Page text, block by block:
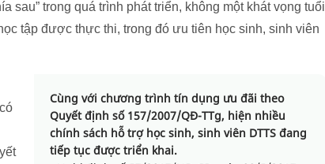
sau” trong quá trình phát triển, không một khát vọng tuổi
tập được thực thi, trong đó ưu tiên học sinh, sinh viên
Cùng với chương trình tín dụng ưu đãi theo
Quyết định số 157/2007/QĐ-TTg, hiện nhiều
chính sách hỗ trợ học sinh, sinh viên DTTS đang
tiếp tục được triển khai.